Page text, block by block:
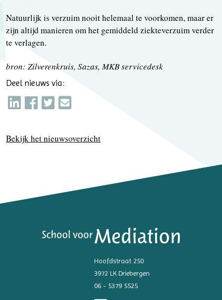
Natuurlijk is verzuim nooit helemaal te voorkomen, maar er
zijn altijd manieren om het gemiddeld ziekteverzuim verder
te verlagen.
bron: Zilverenkruis, Sazas, MKB servicedesk
Deel nieuws via:
Bekijk het nieuwsoverzicht
Hoofdstraat 250
3972 LK Driebergen
06 - 5379 5525